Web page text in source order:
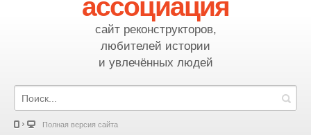
ассоциация
сайт реконструкторов,
любителей истории
и увлечённых людей
Полная версия сайта